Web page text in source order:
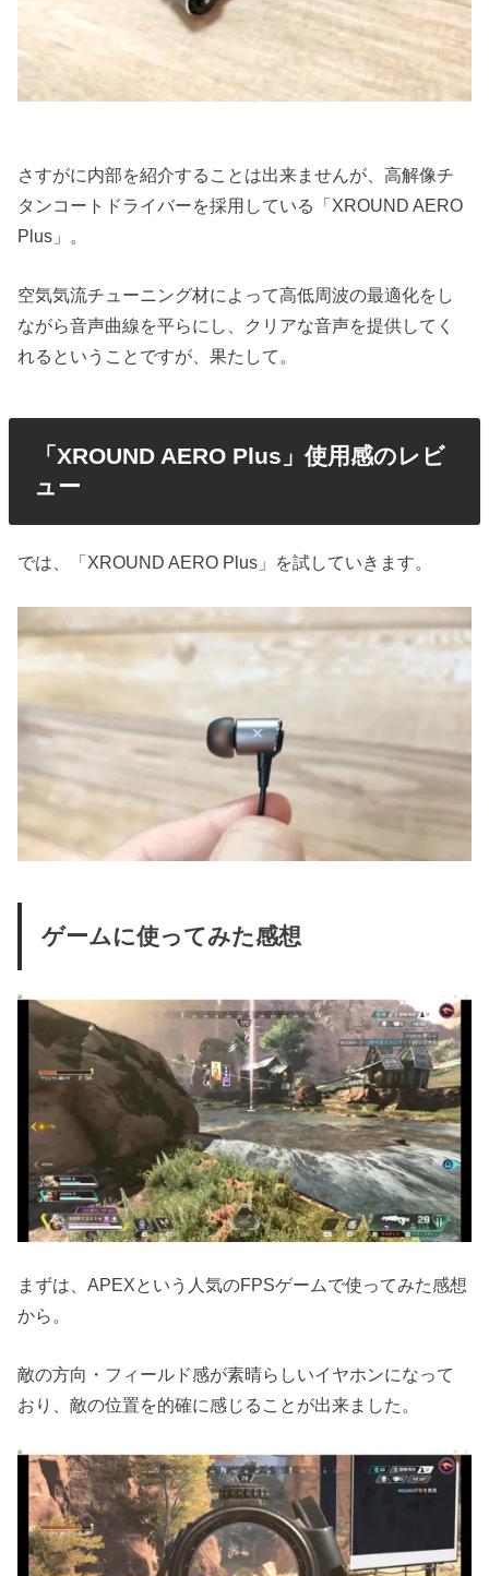
さすがに内部を紹介することは出来ませんが、高解像チ
タンコートドライバーを採用している「XROUND AERO
Plus」。
空気気流チューニング材によって高低周波の最適化をし
ながら音声曲線を平らにし、クリアな音声を提供してく
れるということですが、果たして。
「XROUND AERO Plus」使用感のレビ
ュー
では、「XROUND AERO Plus」を試していきます。
ゲームに使ってみた感想
まずは、APEXという人気のFPSゲームで使ってみた感想
から。
敵の方向・フィールド感が素晴らしいイヤホンになって
おり、敵の位置を的確に感じることが出来ました。